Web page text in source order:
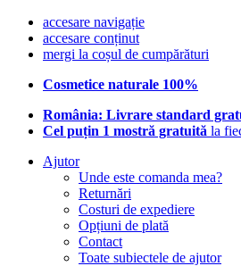
accesare navigație
accesare conținut
mergi la coșul de cumpărături
Cosmetice naturale 100%
România: Livrare standard
Cel puțin 1 mostră gratuită la
Ajutor
Unde este comanda mea?
Returnări
Costuri de expediere
Opțiuni de plată
Contact
Toate subiectele de ajutor